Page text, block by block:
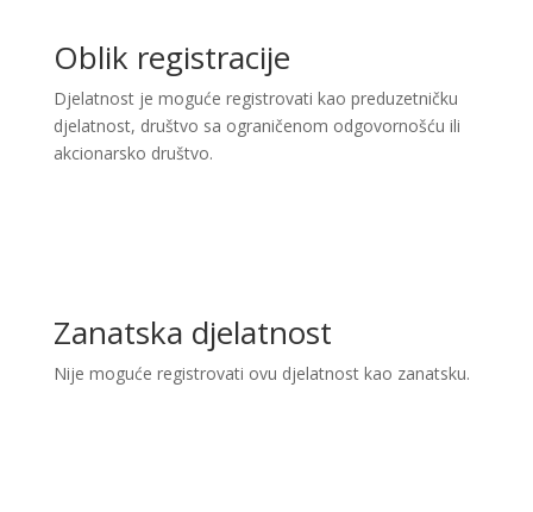
Oblik registracije
Djelatnost je moguće registrovati kao preduzetničku
djelatnost, društvo sa ograničenom odgovornošću ili
akcionarsko društvo.
Zanatska djelatnost
Nije moguće registrovati ovu djelatnost kao zanatsku.